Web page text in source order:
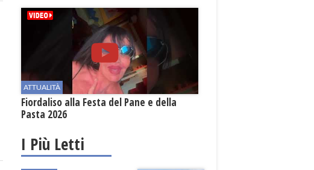
ATTUALITÀ
Fiordaliso alla Festa del Pane e della
Pasta 2026
I Più Letti